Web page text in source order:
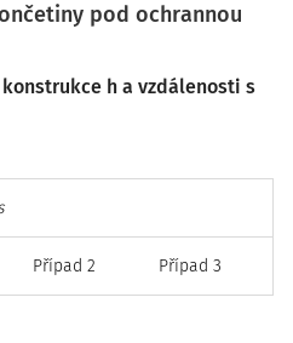
pod ochrannou
h a vzdálenosti s
Případ 2 Případ 3